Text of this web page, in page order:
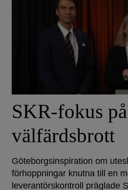
SKR-fokus på
välfärdsbrott
Göteborgsinspiration om
förhoppningar knutna till en
leverantörskontroll präglade